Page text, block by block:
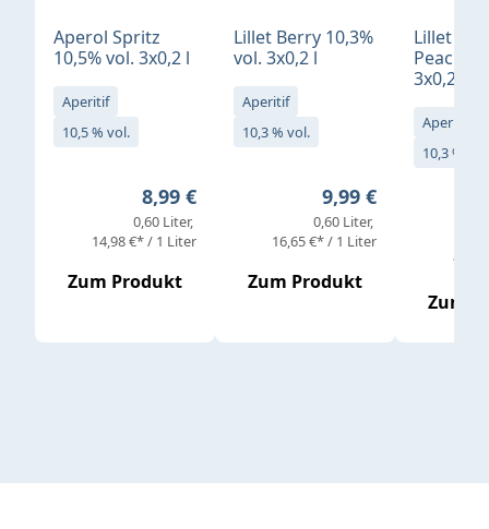
Aperol Spritz
10,5% vol. 3x0,2 l
Aperitif
10,5 % vol.
Regulärer Preis:
8,99 €
0,60 Liter
14,98 €* / 1 Liter
Zum Produkt
Lillet Berry 10,3%
vol. 3x0,2 l
Aperitif
10,3 % vol.
Regulärer Preis:
9,99 €
0,60 Liter
16,65 €* / 1 Liter
Zum Produkt
Lillet
Peach
3x0,2 l
Aperitif
10,3 % vol.
Zum